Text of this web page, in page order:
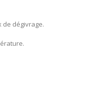
de dégivrage.